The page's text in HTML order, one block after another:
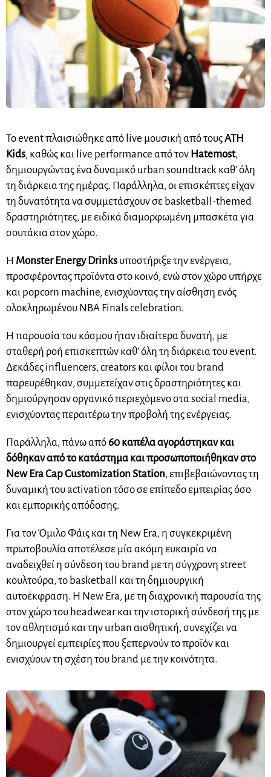
Το event πλαισιώθηκε από live μουσική από τουςATH
Kids, καθώς και live performance από τον Hatemost,
δημιουργώντας ένα δυναμικό urban soundtrack καθ’ όλη
τη διάρκεια της ημέρας. Παράλληλα, οι επισκέπτες είχαν
τη δυνατότητα να συμμετάσχουν σε basketball-themed
δραστηριότητες, με ειδικά διαμορφωμένη μπασκέτα για
σουτάκια στον χώρο.
Η Monster Energy Drinks υποστήριξε την ενέργεια,
προσφέροντας προϊόντα στο κοινό, ενώ στον χώρο υπήρχε
και popcorn machine, ενισχύοντας την αίσθηση ενός
ολοκληρωμένου NBA Finals celebration.
Η παρουσία του κόσμου ήταν ιδιαίτερα δυνατή, με
σταθερή ροή επισκεπτών καθ’ όλη τη διάρκεια του event.
Δεκάδες influencers, creators και φίλοι του brand
παρευρέθηκαν, συμμετείχαν στις δραστηριότητες και
δημιούργησαν οργανικό περιεχόμενο στα social media,
ενισχύοντας περαιτέρω την προβολή της ενέργειας.
Παράλληλα, πάνω από60 καπέλα αγοράστηκαν και
δόθηκαν από το κατάστημα και προσωποποιήθηκαν στο
New Era Cap Customization Station, επιβεβαιώνοντας τη
δυναμική του activation τόσο σε επίπεδο εμπειρίας όσο
και εμπορικής απόδοσης.
Για τον Όμιλο Φάις και τη New Era, η συγκεκριμένη
πρωτοβουλία αποτέλεσε μία ακόμη ευκαιρία να
αναδειχθεί η σύνδεση του brand με τη σύγχρονη street
κουλτούρα, το basketball και τη δημιουργική
αυτοέκφραση. Η New Era, με τη διαχρονική παρουσία της
στον χώρο του headwear και την ιστορική σύνδεσή της με
τον αθλητισμό και την urban αισθητική, συνεχίζει να
δημιουργεί εμπειρίες που ξεπερνούν το προϊόν και
ενισχύουν τη σχέση του brand με την κοινότητα.